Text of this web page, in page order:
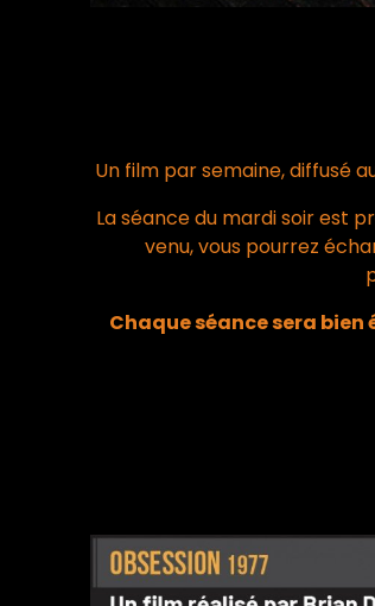
Un film par semaine, diffusé
La séance du mardi soir est
venu, vous pourrez
Chaque séance sera